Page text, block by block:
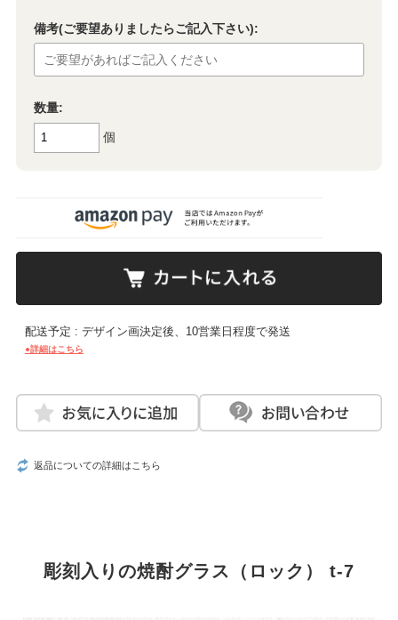
備考(ご要望ありましたらご記入下さい):
数量:
個
配送予定 : デザイン画決定後、10営業日程度で発送
●詳細はこちら
返品についての詳細はこちら
彫刻入りの焼酎グラス（ロック） t-7